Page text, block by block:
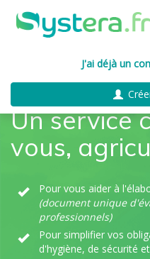
J'ai déjà un
Un service
vous,
Pour vous aider à
(document unique
professionnels)
Pour simplifier vos
d'hygiène, de sécurité